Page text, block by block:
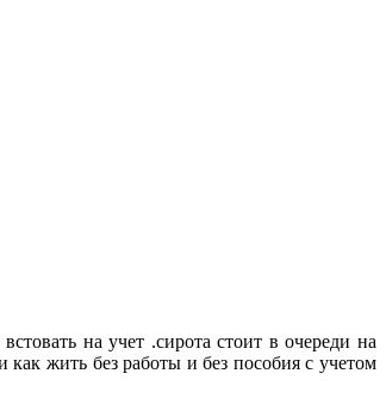
на учет .сирота стоит в очереди на
как жить без работы и без пособия с учетом